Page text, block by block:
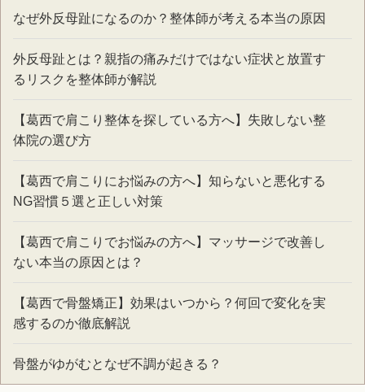
なぜ外反母趾になるのか？整体師が考える本当の原因
外反母趾とは？親指の痛みだけではない症状と放置す
るリスクを整体師が解説
【葛西で肩こり整体を探している方へ】失敗しない整
体院の選び方
【葛西で肩こりにお悩みの方へ】知らないと悪化する
NG習慣５選と正しい対策
【葛西で肩こりでお悩みの方へ】マッサージで改善し
ない本当の原因とは？
【葛西で骨盤矯正】効果はいつから？何回で変化を実
感するのか徹底解説
骨盤がゆがむとなぜ不調が起きる？